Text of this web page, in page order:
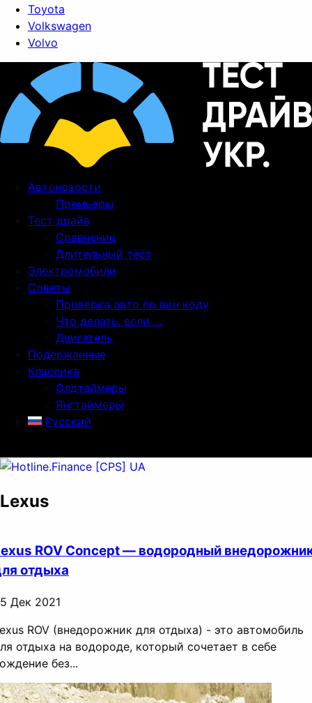
Toyota
Volkswagen
Volvo
Автоновости
Премьеры
Тест драйв
Сравнение
Длительный тест
Электромобили
Советы
Проверка авто по вин коду
Что делать, если …
Двигатель
Подержанные
Классика
Олдтаймеры
Янгтаймеры
Русский
Lexus
ROV Concept — водородный
отдыха
Дек 2021
ROV (внедорожник для отдыха) - это автомобиль
отдыха на водороде, который сочетает в себе
без...